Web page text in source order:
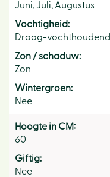
Juni, Juli, Augustus
Vochtigheid:
Droog-vochthoudend
Zon / schaduw:
Zon
Wintergroen:
Nee
Hoogte in CM:
60
Giftig:
Nee